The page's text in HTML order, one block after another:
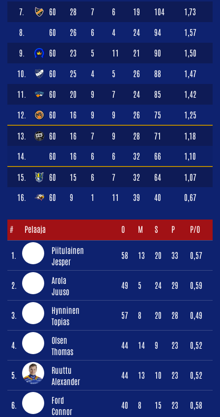
7. 60 28 7 6 19 104 1,73
8. 60 26 6 4 24 94 1,57
9. 60 23 5 11 21 90 1,50
10. 60 25 4 5 26 88 1,47
11. 60 20 9 7 24 85 1,42
12. 60 16 9 9 26 75 1,25
13. 60 16 7 9 28 71 1,18
14. 60 16 6 6 32 66 1,10
15. 60 15 6 7 32 64 1,07
16. 60 9 1 11 39 40 0,67
# Pelaaja O M S P P/O
1.
Piitulainen
Jesper
58 13 20 33 0,57
2.
Arola
Juuso
49 5 24 29 0,59
3.
Hynninen
Topias
57 8 20 28 0,49
4.
Olsen
Thomas
44 14 9 23 0,52
5.
Ruuttu
Alexander
44 13 10 23 0,52
6.
Ford
Connor
40 8 15 23 0,58